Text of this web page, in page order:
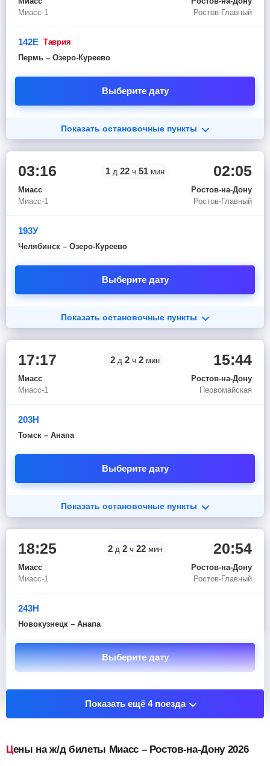
Миасс-1
Ростов-Главный
142Е
таврия
Пермь – Озеро-Куреево
Выберите дату
Показать остановочные пункты
03:16
Миасс
Миасс-1
1 д 22 ч 51 мин 02:05
Ростов-на-Дону
Ростов-Главный
193У
Челябинск – Озеро-Куреево
Выберите дату
Показать остановочные пункты
17:17
Миасс
Миасс-1
2 д 2 ч 2 мин 15:44
Ростов-на-Дону
Первомайская
203Н
Томск – Анапа
Выберите дату
Показать остановочные пункты
18:25
Миасс
Миасс-1
2 д 2 ч 22 мин 20:54
Ростов-на-Дону
Ростов-Главный
243Н
Новокузнецк – Анапа
Выберите дату
Показать ещё 4 поезда
Цены на ж/д билеты Миасс – Ростов-на-Дону 2026